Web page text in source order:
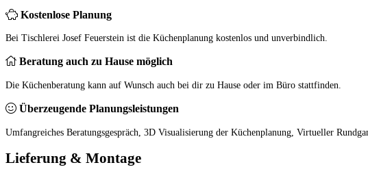
Kostenlose Planung
Bei Tischlerei Josef Feuerstein ist die Küchenplanung kostenlos und unverbindlich.
Beratung auch zu Hause möglich
Die Küchenberatung kann auf Wunsch auch bei dir zu Hause oder im Büro stattfinden.
Überzeugende Planungsleistungen
Umfangreiches Beratungsgespräch, 3D Visualisierung der Küchenplanung, Virtueller
Lieferung & Montage